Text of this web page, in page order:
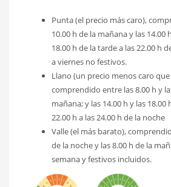
Punta (el precio más caro),
10.00 h de la mañana y las 14.00
18.00 h de la tarde a las 22.00 h
a viernes no festivos.
Llano (un precio menos caro
comprendido entre las 8.00 h y
mañana; y las 14.00 h y las 18.00
22.00 h a las 24.00 h de la noche
Valle (el más barato),
de la noche y las 8.00 h de la
semana y festivos incluidos.